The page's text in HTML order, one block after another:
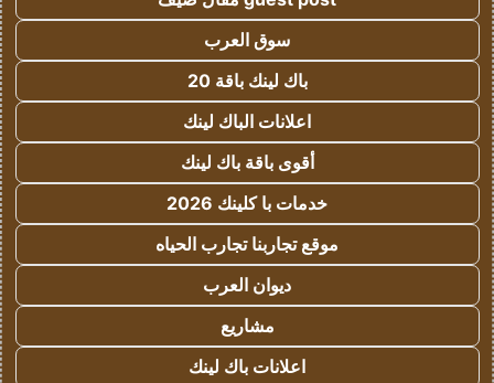
سوق العرب
باك لينك باقة 20
اعلانات الباك لينك
أقوى باقة باك لينك
خدمات با كلينك 2026
موقع تجاربنا تجارب الحياه
ديوان العرب
مشاريع
اعلانات باك لينك